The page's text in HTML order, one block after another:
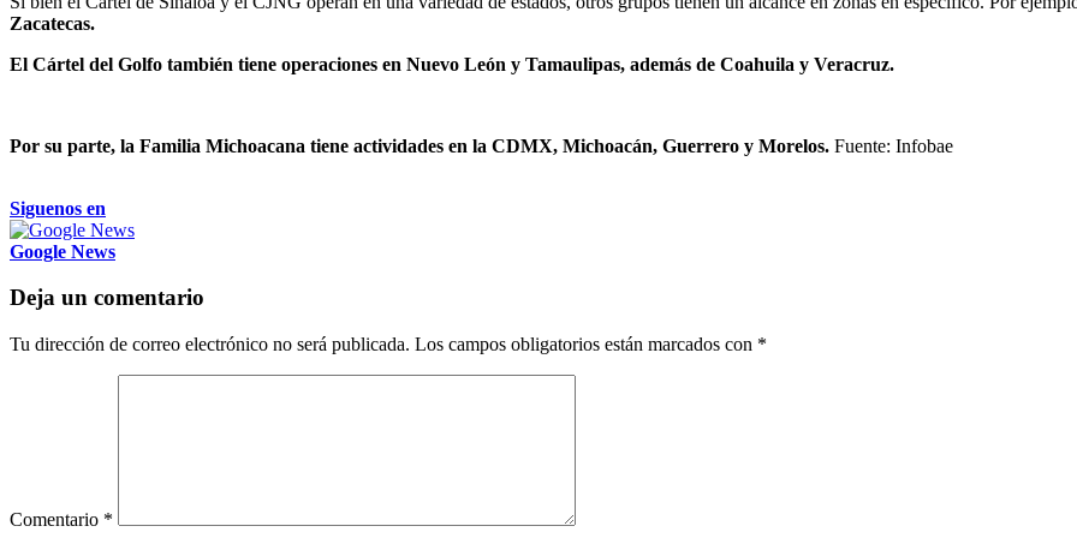
Zacatecas.
El Cártel del Golfo también tiene operaciones en Nuevo León y Tamaulipas, además de Coahuila y Veracruz.
Por su parte, la Familia Michoacana tiene actividades en la CDMX, Michoacán, Guerrero y Morelos. Fuente: Infobae
Siguenos en
Google News
Deja un comentario
Tu dirección de correo electrónico no será publicada. Los campos obligatorios están marcados con *
Comentario *